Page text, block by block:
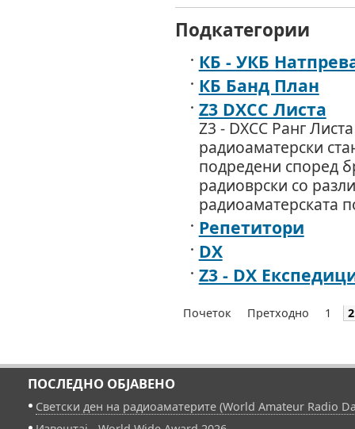
Подкатегории
КБ - УКБ
КБ Банд План
Z3 DXCC Листа
Z3 - DXCC Ранг
радиоаматерски
подредени според
радиоврски со
радиоаматерската
Репетитори
DX
Z3 - DX
Почеток Претходно 1 2
ПОСЛЕДНО ОБЈАВЕНО
Светски ден на радиоаматерите (World Amateur Radio